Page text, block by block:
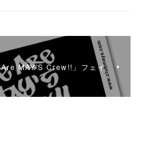
MAY'S Crew!!」フェイ